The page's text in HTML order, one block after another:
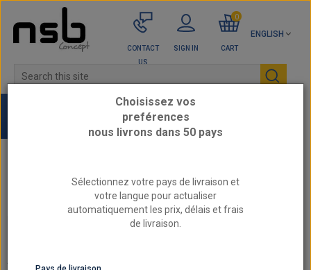
ENGLISH
CONTACT
US
SIGN IN CART
0
1.4L 8v - 176A4
1.4L 8V - 176A4
Choisissez vos
preférences
nous livrons dans 50 pays
Sélectionnez votre pays de livraison et
votre langue pour actualiser
automatiquement les prix, délais et frais
de livraison.